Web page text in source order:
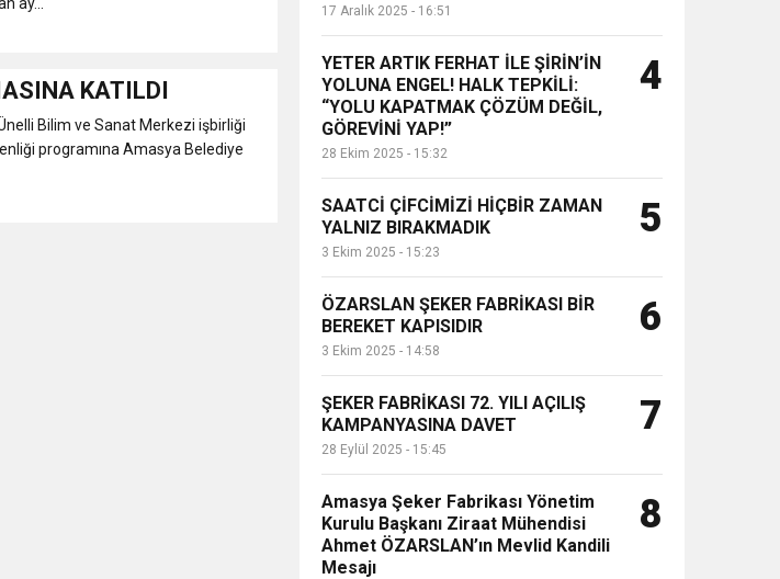
KATILDI
Bilim ve Sanat Merkezi işbirliği
programına Amasya Belediye
17 Aralık 2025 - 16:51
YETER ARTIK FERHAT İLE ŞİRİN’İN
YOLUNA ENGEL! HALK TEPKİLİ:
“YOLU KAPATMAK ÇÖZÜM DEĞİL,
GÖREVİNİ YAP!”
28 Ekim 2025 - 15:32
4
SAATCİ ÇİFCİMİZİ HİÇBİR ZAMAN
YALNIZ BIRAKMADIK
3 Ekim 2025 - 15:23
5
ÖZARSLAN ŞEKER FABRİKASI BİR
BEREKET KAPISIDIR
3 Ekim 2025 - 14:58
6
ŞEKER FABRİKASI 72. YILI AÇILIŞ
KAMPANYASINA DAVET
28 Eylül 2025 - 15:45
7
Amasya Şeker Fabrikası Yönetim
Kurulu Başkanı Ziraat Mühendisi
Ahmet ÖZARSLAN’ın Mevlid Kandili
Mesajı
8